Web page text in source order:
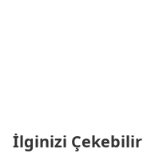
İlginizi Çekebilir